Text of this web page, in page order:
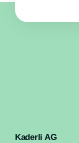
Kaderli AG